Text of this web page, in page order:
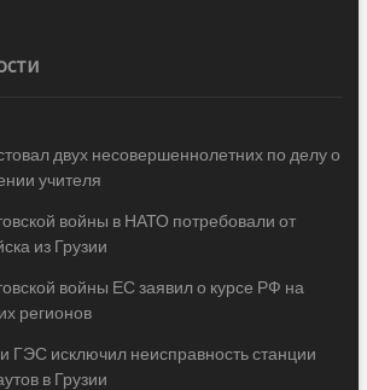
двух несовершеннолетних по делу о
учителя
войны в НАТО потребовали от
из Грузии
войны ЕС заявил о курсе РФ на
регионов
ГЭС исключил неисправность станции
в Грузии